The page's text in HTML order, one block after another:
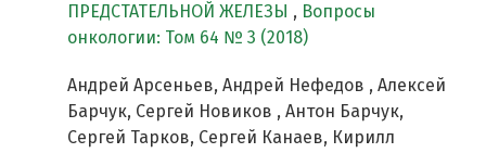
ПРЕДСТАТЕЛЬНОЙ ЖЕЛЕЗЫ , Вопросы
онкологии: Том 64 № 3 (2018)
Андрей Арсеньев, Андрей Нефедов , Алексей
Барчук, Сергей Новиков , Антон Барчук,
Сергей Тарков, Сергей Канаев, Кирилл